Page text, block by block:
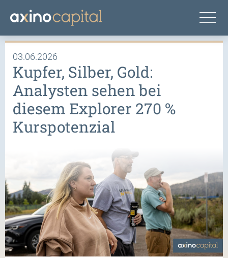
03.06.2026
Kupfer, Silber, Gold:
Analysten sehen bei
diesem Explorer 270 %
Kurspotenzial